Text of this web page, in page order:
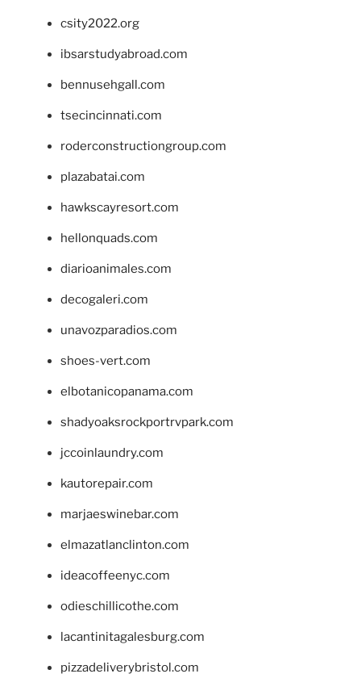
csity2022.org
ibsarstudyabroad.com
bennusehgall.com
tsecincinnati.com
roderconstructiongroup.com
plazabatai.com
hawkscayresort.com
hellonquads.com
diarioanimales.com
decogaleri.com
unavozparadios.com
shoes-vert.com
elbotanicopanama.com
shadyoaksrockportrvpark.com
jccoinlaundry.com
kautorepair.com
marjaeswinebar.com
elmazatlanclinton.com
ideacoffeenyc.com
odieschillicothe.com
lacantinitagalesburg.com
pizzadeliverybristol.com